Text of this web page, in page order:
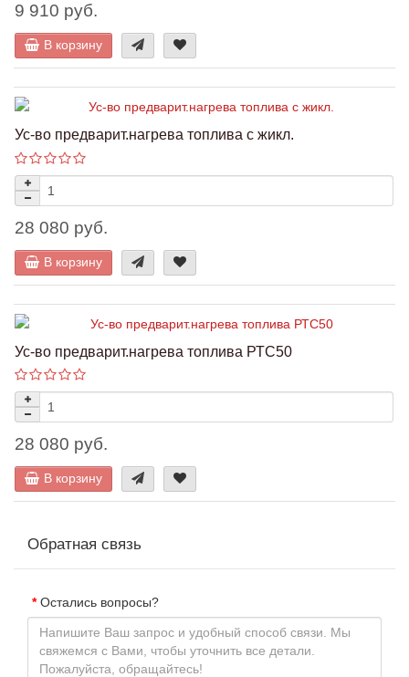
9 910 руб.
В корзину
Ус-во предварит.нагрева топлива с жикл.
28 080 руб.
В корзину
Ус-во предварит.нагрева топлива РТС50
28 080 руб.
В корзину
Обратная связь
Остались вопросы?